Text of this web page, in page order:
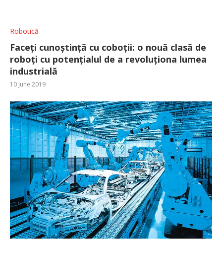
Robotică
Faceți cunoștință cu coboții: o nouă clasă de
roboți cu potențialul de a revoluționa lumea
industrială
10 June 2019